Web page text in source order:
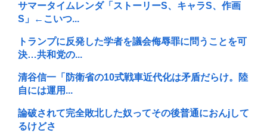
サマータイムレンダ「ストーリーS、キャラS、作画
S」←こいつ...
トランプに反発した学者を議会侮辱罪に問うことを可
決…共和党の...
清谷信一「防衛省の10式戦車近代化は矛盾だらけ。陸
自には運用...
論破されて完全敗北した奴ってその後普通におんjして
るけどさ